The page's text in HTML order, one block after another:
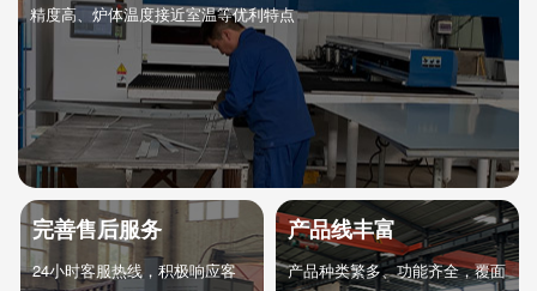
精度高、炉体温度接近室温等优利特点
产品线丰富
产品种类繁多、功能齐全，覆面
完善售后服务
24小时客服热线，积极响应客